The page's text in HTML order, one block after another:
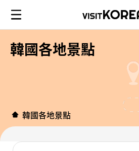
韓國各地景點
韓國各地景點